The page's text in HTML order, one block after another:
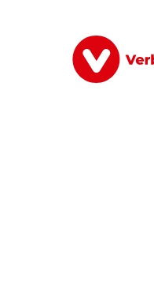
Finanzen